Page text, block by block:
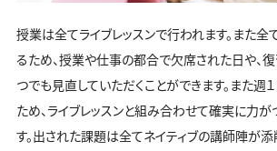
授業は全てライブレッスンで行われます。また
るため、授業や仕事の都合で欠席された日や、
つでも見直していただくことができます。また週
ため、ライブレッスンと組み合わせて確実に力が
す。出された課題は全てネイティブの講師陣が